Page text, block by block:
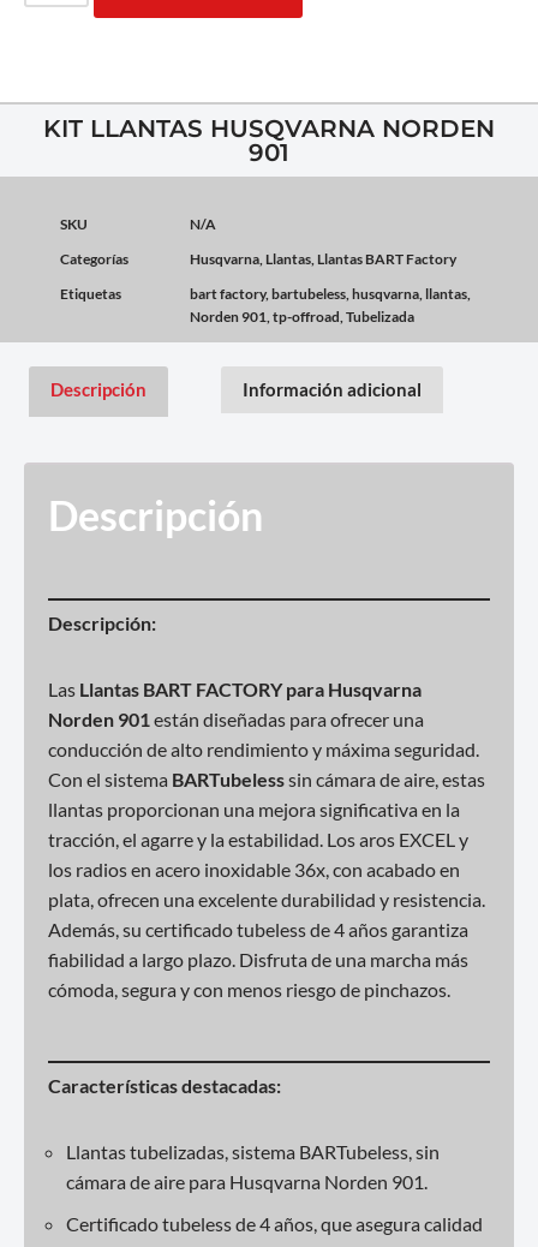
KIT LLANTAS HUSQVARNA NORDEN
901
SKU
N/A
Categorías
Husqvarna, Llantas, Llantas BART Factory
Etiquetas
bart factory,bartubeless,husqvarna, llantas,
Norden 901,tp-offroad,Tubelizada
Descripción Información adicional
Descripción
Descripción:
Las Llantas BART FACTORY para Husqvarna
Norden 901están diseñadas para ofrecer una
conducción de alto rendimiento y máxima seguridad.
Con el sistema BARTubelesssin cámara de aire, estas
llantas proporcionan una mejora significativa en la
tracción, el agarre y la estabilidad. Los aros EXCEL y
los radios en acero inoxidable 36x, con acabado en
plata, ofrecen una excelente durabilidad y resistencia.
Además, su certificado tubeless de 4 años garantiza
fiabilidad a largo plazo. Disfruta de una marcha más
cómoda, segura y con menos riesgo de pinchazos.
Características destacadas:
Llantas tubelizadas, sistema BARTubeless, sin
cámara de aire para Husqvarna Norden 901.
Certificado tubeless de 4 años, que asegura calidad